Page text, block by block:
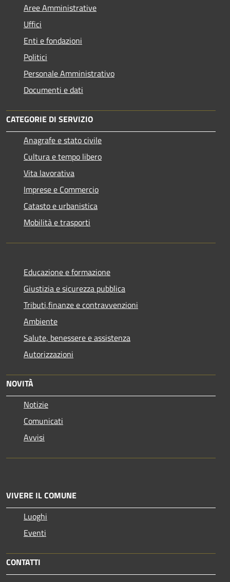
Aree Amministrative
Uffici
Enti e fondazioni
Politici
Personale Amministrativo
Documenti e dati
CATEGORIE DI SERVIZIO
Anagrafe e stato civile
Cultura e tempo libero
Vita lavorativa
Imprese e Commercio
Catasto e urbanistica
Mobilità e trasporti
Educazione e formazione
Giustizia e sicurezza pubblica
Tributi,finanze e contravvenzioni
Ambiente
Salute, benessere e assistenza
Autorizzazioni
NOVITÀ
Notizie
Comunicati
Avvisi
VIVERE IL COMUNE
Luoghi
Eventi
CONTATTI